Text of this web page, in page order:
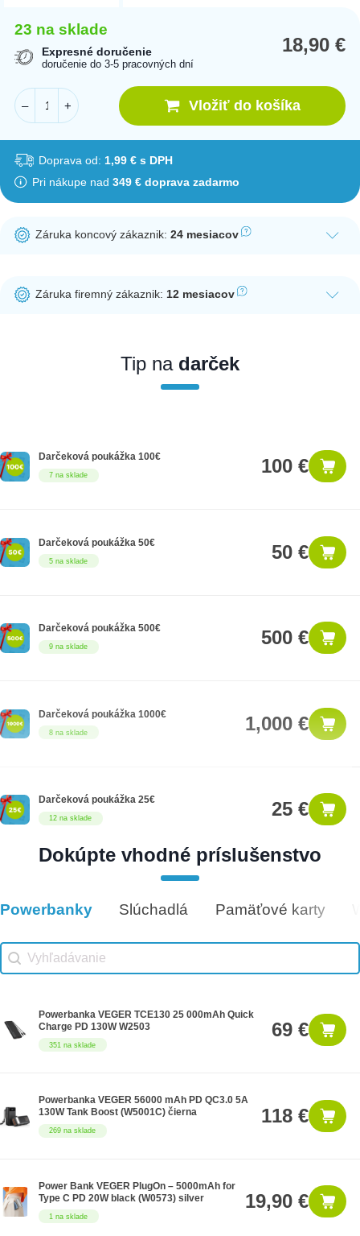
23 na sklade
Expresné doručenie
doručenie do 3-5 pracovných dní
18,90€
– + Vložiť do košíka
Doprava od: 1,99 € s DPH
Pri nákupe nad 349 € doprava zadarmo
Záruka koncový zákaznik:24 mesiacov
potrebná registrácia zákazníckeho účtu.
Záruka firemný zákaznik:12 mesiacov
nakupovať ako firemný zákazník, musíte sa pred nákupom
registrovať. Registrácia podlieha overeniu.
Tip nadarček
7 na sklade
Darčeková poukážka 100€ 100 €
5 na sklade
Darčeková poukážka 50€ 50 €
9 na sklade
Darčeková poukážka 500€ 500 €
8 na sklade
Darčeková poukážka 1000€ 1,000 €
12 na sklade
Darčeková poukážka 25€ 25 €
14 na sklade
Dokúpte vhodné príslušenstvo
Vhodné príslušenstvo
Powerbanky Slúchadlá Pamäťové karty
Vhodné príslušenstvo search
Search content
351 na sklade
Powerbanka VEGER TCE130 25 000mAh Quick
Charge PD 130W W2503
69 €
269 na sklade
Powerbanka VEGER 56000 mAh PD QC3.0 5A
130W Tank Boost (W5001C) čierna
118 €
1 na sklade
Power Bank VEGER PlugOn – 5000mAh for
Type C PD 20W black (W0573) silver
19,90 €